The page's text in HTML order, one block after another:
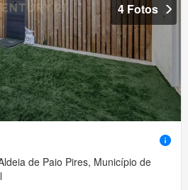
4 Fotos
de Paio Pires, Município de